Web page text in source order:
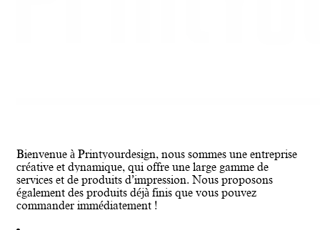
Bienvenue à Printyourdesign, nous sommes une entreprise
créative et dynamique, qui offre une large gamme de
services et de produits d’impression. Nous proposons
également des produits déjà finis que vous pouvez
commander immédiatement !